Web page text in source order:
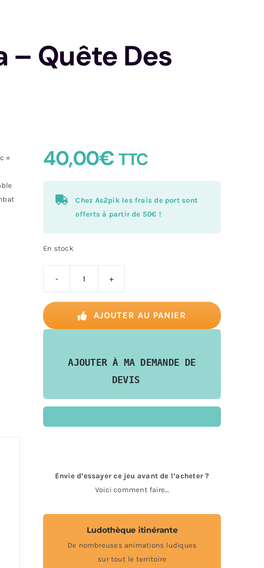
– Quête Des
«
40,00€ TTC
Chez As2pik les frais de port sont
offerts à partir de 50€ !
En stock
de
Lorcana
–
Retour
Quête
Illumineurs
AJOUTER AU PANIER
AJOUTER À MA DEMANDE DE
DEVIS
Envie d’essayer ce jeu avant de l’acheter ?
Voici comment faire…
Ludothèque itinérante
De nombreuses animations ludiques
sur tout le territoire